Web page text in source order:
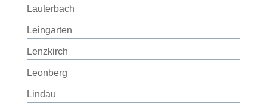
Lauterbach
Leingarten
Lenzkirch
Leonberg
Lindau